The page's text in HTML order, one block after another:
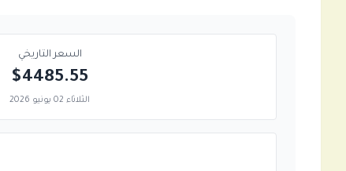
السعر التاريخي
$4485.55
الثلاثاء 02 يونيو 2026